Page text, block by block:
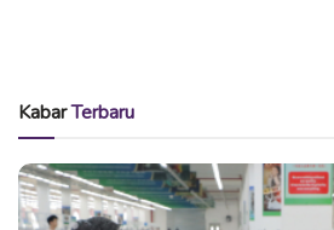
KabarTerbaru